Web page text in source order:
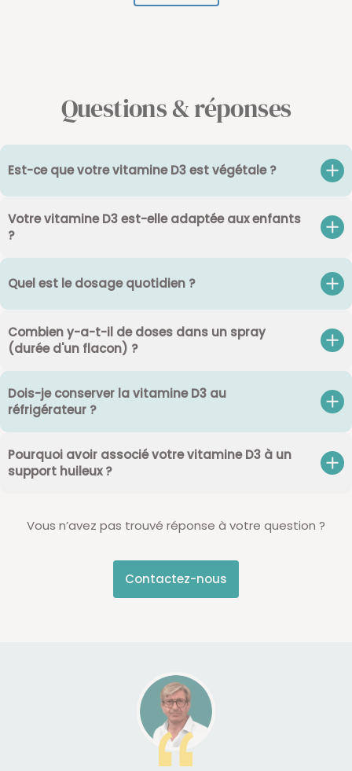
Questions & réponses
Est-ce que votre vitamine D3 est végétale ?
Votre vitamine D3 est-elle adaptée aux enfants
?
Quel est le dosage quotidien ?
Combien y-a-t-il de doses dans un spray
(durée d'un flacon) ?
Dois-je conserver la vitamine D3 au
réfrigérateur ?
Pourquoi avoir associé votre vitamine D3 à un
support huileux ?
Vous n’avez pas trouvé réponse à votre question ?
Contactez-nous